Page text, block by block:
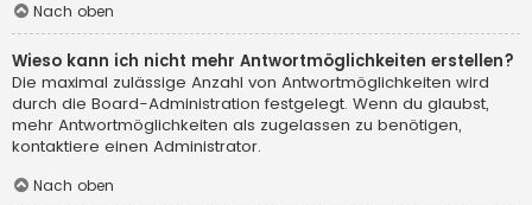
Nach oben
Wieso kann ich nicht mehr Antwortmöglichkeiten erstellen?
Die maximal zulässige Anzahl von Antwortmöglichkeiten wird
durch die Board-Administration festgelegt. Wenn du glaubst,
mehr Antwortmöglichkeiten als zugelassen zu benötigen,
kontaktiere einen Administrator.
Nach oben